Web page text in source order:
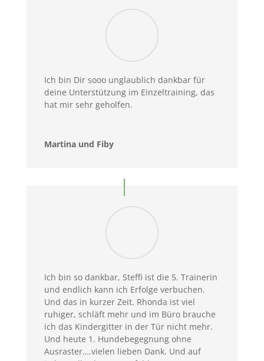
Ich bin Dir sooo unglaublich dankbar für
deine Unterstützung im Einzeltraining, das
hat mir sehr geholfen.
Martina und Fiby
Ich bin so dankbar, Steffi ist die 5. Trainerin
und endlich kann ich Erfolge verbuchen.
Und das in kurzer Zeit. Rhonda ist viel
ruhiger, schläft mehr und im Büro brauche
ich das Kindergitter in der Tür nicht mehr.
Und heute 1. Hundebegegnung ohne
Ausraster….vielen lieben Dank. Und auf